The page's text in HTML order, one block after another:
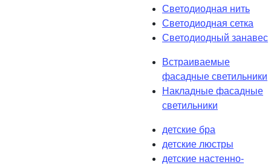
Светодиодная нить
Светодиодная сетка
Светодиодный занавес
Встраиваемые
фасадные светильники
Накладные фасадные
светильники
детские бра
детские люстры
детские настенно-